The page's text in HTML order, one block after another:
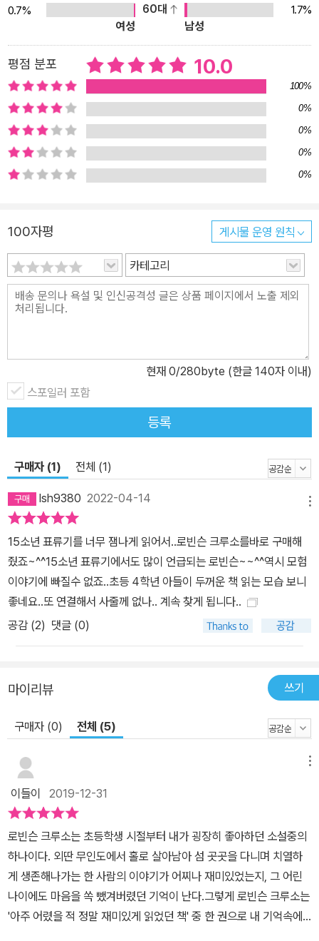
을 그린 치밀하고 사실적인 묘사는 실제 사람의 표류기를 읽듯 생생
축을 기르고 생활을 가꾸어 나가는 모습, 순수한 기쁨과 두려움을 세
밀하게 기록한 나날의 일기는 출간 300년이 지난 지금까지도 놀랍고
흥미진진하다. 무인도가 로빈슨 크루소에게 주어진 삶의 공간이었던
것처럼 우리 또한 각자의 섬에서 삶의 주인이자 개척자로 어떻게 살
아갈 것인지 생각해 보게 한다.
0.7% 60대
1.7%
여성
남성
평점 분포 10.0
100%
0%
0%
0%
0%
100자평 게시물 운영 원칙
카테고리
현재 0/280byte (한글 140자 이내)
스포일러 포함
등록
구매자 (1) 전체 (1)
lsh9380 2022-04-14
15소년 표류기를 너무 잼나게 읽어서..로빈슨 크루소를바로 구매해
줬죠~^^15소년 표류기에서도 많이 언급되는 로빈슨~~^^역시 모험
이야기에 빠질수 없죠..초등 4학년 아들이 두꺼운 책 읽는 모습 보니
좋네요..또 연결해서 사줄께 없나.. 계속 찾게 됩니다..
공감 (2) 댓글 (0)
마이리뷰 쓰기
구매자 (0) 전체 (5)
이들이 2019-12-31
로빈슨 크루소는 초등학생 시절부터 내가 굉장히 좋아하던 소설중의
하나이다. 외딴 무인도에서 홀로 살아남아 섬 곳곳을 다니며 치열하
게 생존해나가는 한 사람의 이야기가 어찌나 재미있었는지, 그 어린
나이에도 마음을 쏙 뺐겨버렸던 기억이 난다.그렇게 로빈슨 크루소는
'아주 어렸을 적 정말 재미있게 읽었던 책' 중 한 권으로 내 기억속에